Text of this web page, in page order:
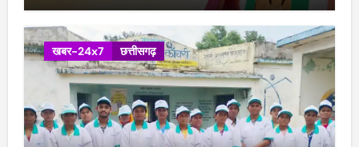
खबर-24x7 छत्तीसगढ़